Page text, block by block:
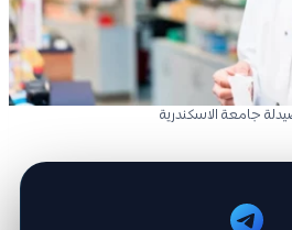
جامعة الاسكندرية